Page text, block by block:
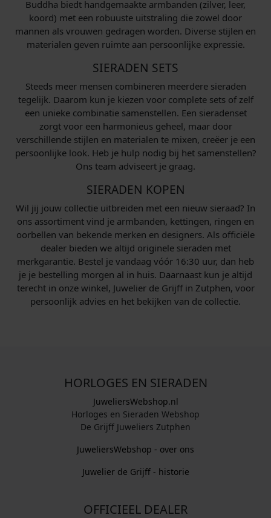
Buddha biedt handgemaakte armbanden (zilver, leer,
koord) met een robuuste uitstraling die zowel door
mannen als vrouwen gedragen worden. Diverse stijlen en
materialen geven ruimte aan persoonlijke expressie.
SIERADEN SETS
Steeds meer mensen combineren meerdere sieraden
tegelijk. Daarom kun je kiezen voor complete sets of zelf
een unieke combinatie samenstellen. Een sieradenset
zorgt voor een harmonieus geheel, maar door
verschillende stijlen en materialen te mixen, creëer je een
persoonlijke look. Heb je hulp nodig bij het samenstellen?
Ons team adviseert je graag.
SIERADEN KOPEN
Wil jij jouw collectie uitbreiden met een nieuw sieraad? In
ons assortiment vind je armbanden, kettingen, ringen en
oorbellen van bekende merken en designers. Als officiële
dealer bieden we altijd originele sieraden met
merkgarantie. Bestel je vandaag vóór 16:30 uur, dan heb
je je bestelling morgen al in huis. Daarnaast kun je altijd
terecht in onze winkel, Juwelier de Grijff in Zutphen, voor
persoonlijk advies en het bekijken van de collectie.
HORLOGES EN SIERADEN
JuweliersWebshop.nl
Horloges en Sieraden Webshop
De Grijff Juweliers Zutphen
JuweliersWebshop - over ons
Juwelier de Grijff - historie
OFFICIEEL DEALER